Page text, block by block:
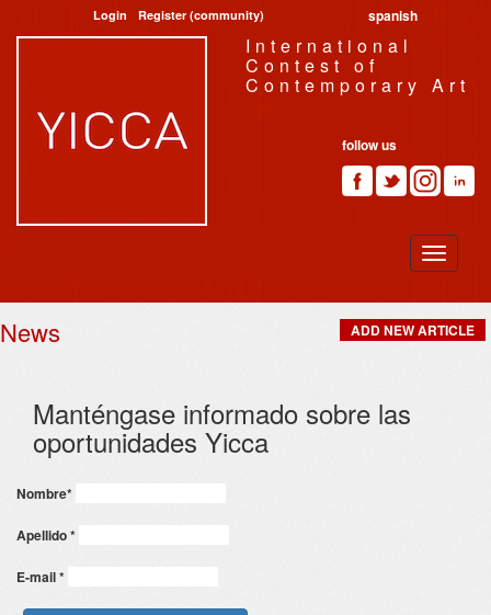
Login Register (community) spanish
International
Contest of
Contemporary Art
follow us
ADD NEW ARTICLE
News
Manténgase informado sobre las
oportunidades Yicca
Nombre*
Apellido*
E-mail*